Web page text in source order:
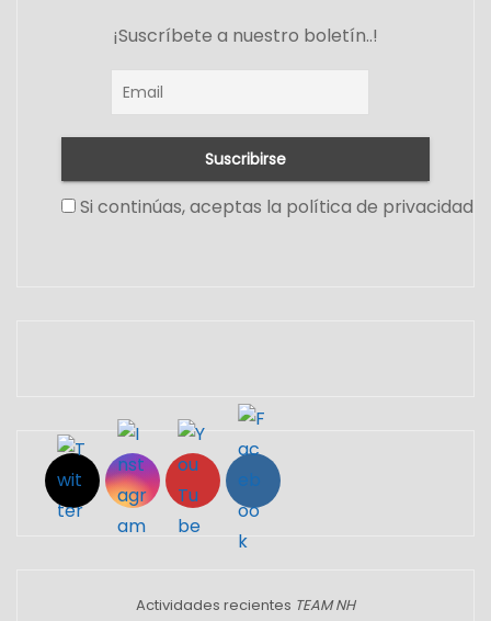
¡Suscríbete a nuestro boletín..!
Si continúas, aceptas la política de privacidad
Actividades recientes TEAM NH